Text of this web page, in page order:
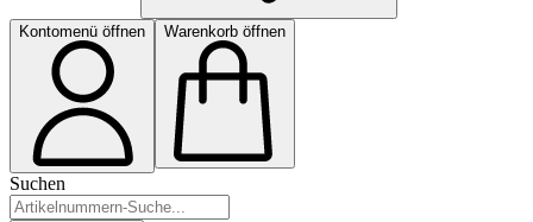
Kontomenü öffnen Warenkorb öffnen
Suchen